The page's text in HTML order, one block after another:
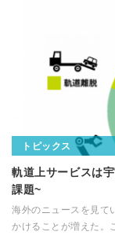
トピックス
軌道上サービスは
課題~
海外のニュースを見て
かけることが増えた。